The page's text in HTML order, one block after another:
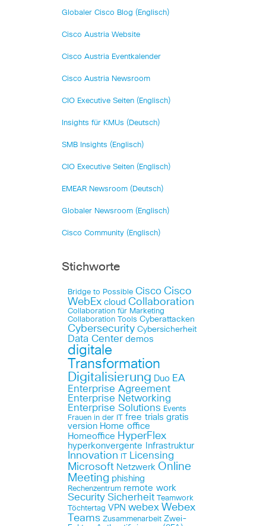
Globaler Cisco Blog (Englisch)
Cisco Austria Website
Cisco Austria Eventkalender
Cisco Austria Newsroom
CIO Executive Seiten (Englisch)
Insights für KMUs (Deutsch)
SMB Insights (Englisch)
CIO Executive Seiten (Englisch)
EMEAR Newsroom (Deutsch)
Globaler Newsroom (Englisch)
Cisco Community (Englisch)
Stichworte
Bridge to Possible Cisco Cisco
WebEx cloud Collaboration
Collaboration für Marketing
Collaboration Tools Cyberattacken
Cybersecurity Cybersicherheit
Data Center demos
digitale
Transformation
Digitalisierung Duo EA
Enterprise Agreement
Enterprise Networking
Enterprise Solutions Events
Frauen in der IT
free trials gratis
version Home office
Homeoffice HyperFlex
hyperkonvergente Infrastruktur
Innovation Licensing
Microsoft Netzwerk Online
Meeting phishing
Rechenzentrum remote work
Security Sicherheit
Teamwork
Töchtertag VPN webex Webex
Teams Zusammenarbeit Zwei-